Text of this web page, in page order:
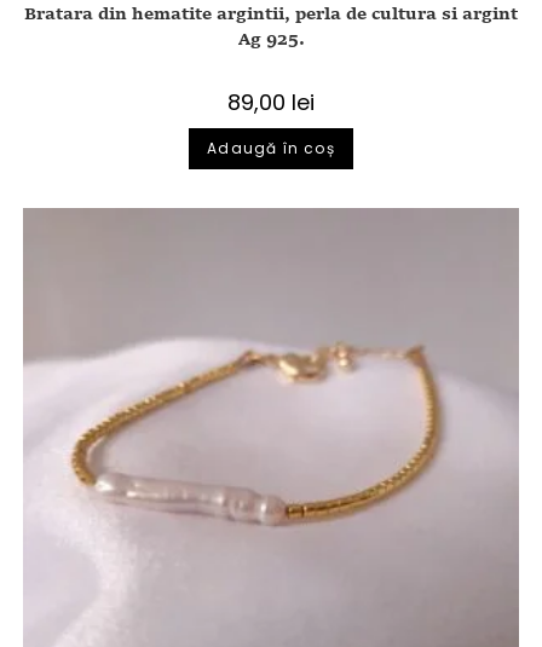
Bratara din hematite argintii, perla de cultura si argint
Ag 925.
89,00 lei
Adaugă în coș